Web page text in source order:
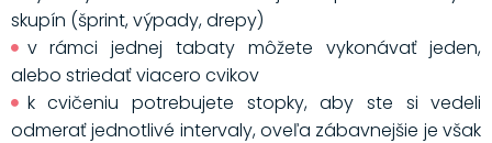
skupín (šprint, výpady, drepy)
v rámci jednej tabaty môžete vykonávať jeden,
alebo striedať viacero cvikov
k cvičeniu potrebujete stopky, aby ste si vedeli
odmerať jednotlivé intervaly, oveľa zábavnejšie je však